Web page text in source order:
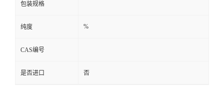
包装规格
纯度 %
CAS编号
是否进口 否